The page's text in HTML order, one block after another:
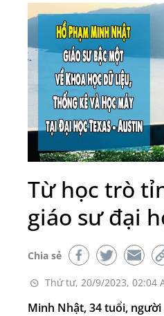
Tra cứu điểm
Kỹ năng sống
Từ học trò
giáo sư đại
Thứ tư, 20/9/2023, 02:04
Chia sẻ
Minh Nhật, 34 tuổi, người